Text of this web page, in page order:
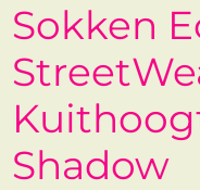
Sokken
Shadow